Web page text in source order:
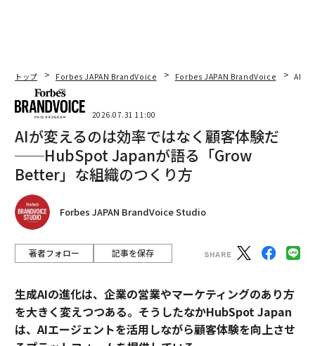
トップ Forbes JAPAN BrandVoice Forbes JAPAN BrandVoice AIが
2026.07.31 11:00
AIが変えるのは効率ではなく顧客体験だ
──HubSpot Japanが語る「Grow
Better」な組織のつくり方
Forbes JAPAN BrandVoice Studio
著者フォロー 記事を保存
生成AIの進化は、企業の営業やマーケティングのあり方
を大きく変えつつある。そうしたなかHubSpot Japan
は、AIエージェントを活用しながら顧客体験を向上させ